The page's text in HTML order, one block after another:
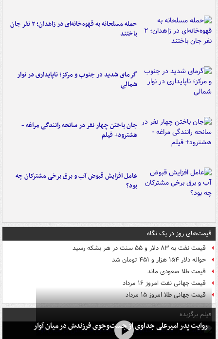
حمله مسلحانه به قهوه‌خانه‌ای در زاهدان؛ ۲ نفر جان
باختند
گرمای شدید در جنوب و مرکز؛ ناپایداری در نوار
شمالی
جان باختن چهار نفر در سانحه رانندگی مراغه -
هشترود+ فیلم
عامل افزایش قبوض آب و برق برخی مشترکان چه
بود؟
قیمت‌های روز در یک نگاه
قیمت نفت به ۸۳ دلار و ۵۵ سنت در هر بشکه رسید
حواله دلار ۱۵۴ هزار و ۴۵۱ تومان شد
قیمت طلا صعودی ماند
قیمت جهانی نفت امروز ۱۶ مرداد
قیمت جهانی طلا امروز ۱۵ مرداد
فیلم برگزیده
روایت پدر امیرعلی جداوی از جست‌وجوی فرزندش در میان آوار